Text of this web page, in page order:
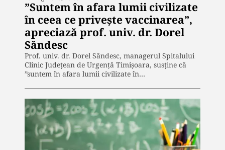
”Suntem în afara lumii civilizate
în ceea ce privește vaccinarea”,
apreciază prof. univ. dr. Dorel
Săndesc
Prof. univ. dr. Dorel Săndesc, managerul Spitalului
Clinic Județean de Urgență Timișoara, susține că
”suntem în afara lumii civilizate în…